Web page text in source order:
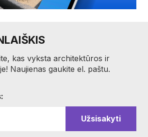
kas vyksta architektūros ir
Naujienas gaukite el. paštu.